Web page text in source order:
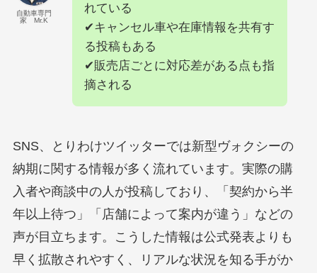
自動車専門
家 Mr.K
れている
✔キャンセル車や在庫情報を共有す
る投稿もある
✔販売店ごとに対応差がある点も指
摘される
SNS、とりわけツイッターでは新型ヴォクシーの
納期に関する情報が多く流れています。実際の購
入者や商談中の人が投稿しており、「契約から半
年以上待つ」「店舗によって案内が違う」などの
声が目立ちます。こうした情報は公式発表よりも
早く拡散されやすく、リアルな状況を知る手がか